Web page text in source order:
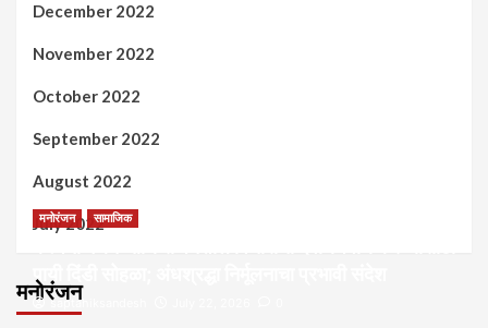
December 2022
November 2022
October 2022
September 2022
August 2022
July 2022
मनोरंजन
मनोरंजन सामाजिक
पायी दिंडी सोहळा; अंधश्रद्धा निर्मूलनाचा प्रभावी संदेश
saptahiksandesh